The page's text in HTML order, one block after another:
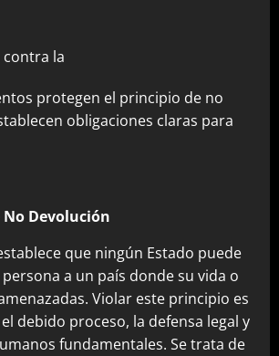
contra la
protegen el principio de no
obligaciones claras para
Devolución
que ningún Estado puede
a un país donde su vida o
Violar este principio es
debido proceso, la defensa legal y
fundamentales. Se trata de